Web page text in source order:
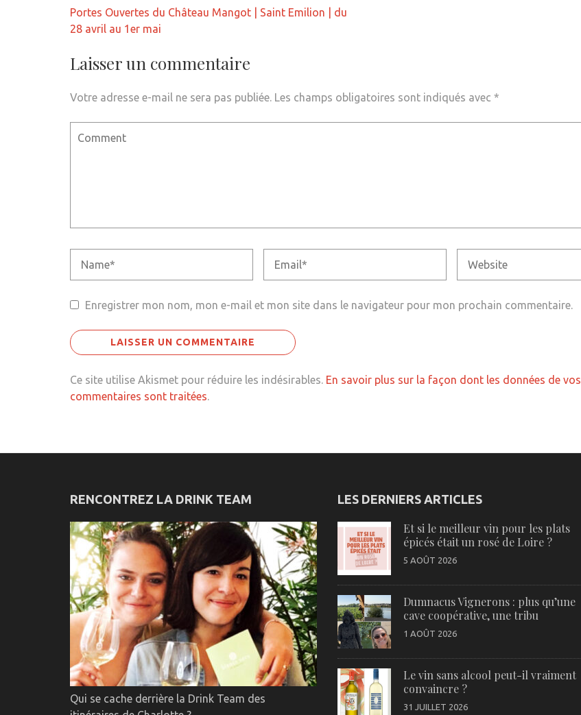
Navigation
de
Portes Ouvertes du Château Mangot | Saint Emilion | du
28 avril au 1er mai
Laisser un commentaire
Votre adresse e-mail ne sera pas publiée. Les champs obligatoires sont indiqués avec *
Enregistrer mon nom, mon e-mail et mon site dans le navigateur pour mon prochain commentaire.
Ce site utilise Akismet pour réduire les indésirables. En savoir plus sur la façon dont les données de vos
commentaires sont traitées.
RENCONTREZ LA DRINK TEAM
Qui se cache derrière la Drink Team des
LES DERNIERS ARTICLES
Et si le meilleur vin pour les plats
épicés était un rosé de Loire ?
5 AOÛT 2026
Dumnacus Vignerons : plus qu’une
cave coopérative, une tribu
1 AOÛT 2026
Le vin sans alcool peut-il vraiment
convaincre ?
31 JUILLET 2026